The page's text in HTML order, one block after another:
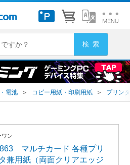
電池 ＞ コピー用紙・印刷用紙 ＞ プリン
ワン
マルチカード 各種プリ
兼用紙（両面クリアエッジ